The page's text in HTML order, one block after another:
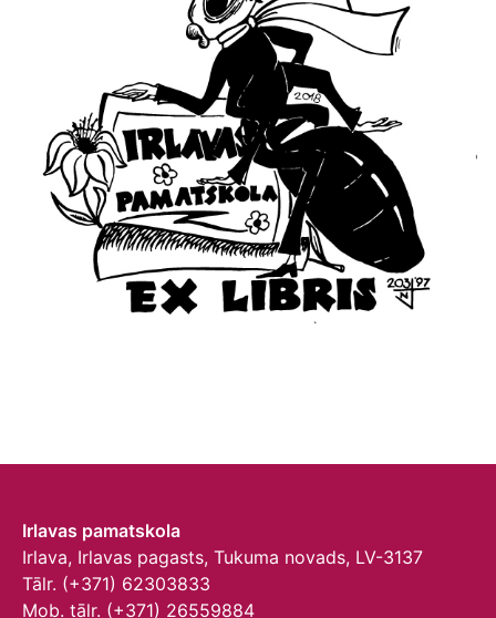
Irlavas pamatskola
Irlava, Irlavas pagasts, Tukuma novads, LV-3137
Tālr. (+371) 62303833
Mob. tālr. (+371) 26559884